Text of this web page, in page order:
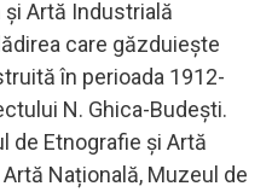
și Artă Industrială
care găzduiește
în perioada 1912-
N. Ghica-Budești.
de Etnografie și Artă
Națională, Muzeul de